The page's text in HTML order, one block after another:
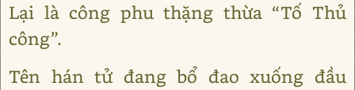
Lại là công phu thặng thừa “Tố Thủ
công”.
Tên hán tử đang bổ đao xuống đầu